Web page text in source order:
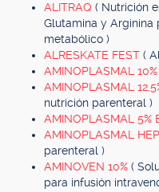
ALITRAQ ( Nutrición
Glutamina y Arginina
metabólico )
ALRESKATE FEST (
AMINOPLASMAL 10%
AMINOPLASMAL
nutrición parenteral )
AMINOPLASMAL 5%
AMINOPLASMAL
parenteral )
AMINOVEN 10% (
para infusión